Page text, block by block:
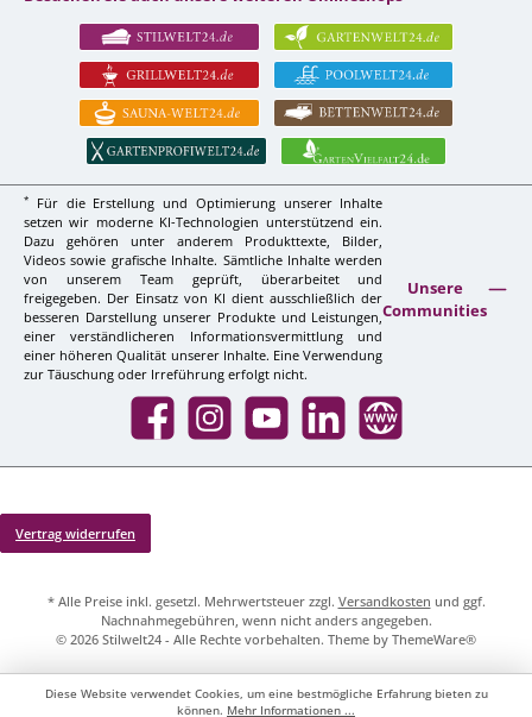
*
Für die Erstellung und Optimierung unserer Inhalte
setzen wir moderne KI-Technologien unterstützend ein.
Dazu gehören unter anderem Produkttexte, Bilder,
Videos sowie grafische Inhalte. Sämtliche Inhalte werden
von unserem Team geprüft, überarbeitet und
freigegeben. Der Einsatz von KI dient ausschließlich der
besseren Darstellung unserer Produkte und Leistungen,
einer verständlicheren Informationsvermittlung und
einer höheren Qualität unserer Inhalte. Eine Verwendung
zur Täuschung oder Irreführung erfolgt nicht.
Unsere
Communities
Facebook InstagramYouTube LinkedIn Website
Vertrag widerrufen
* Alle Preise inkl. gesetzl. Mehrwertsteuer zzgl. Versandkosten und ggf.
Nachnahmegebühren, wenn nicht anders angegeben.
© 2026 Stilwelt24 - Alle Rechte vorbehalten. Theme by ThemeWare®
Diese Website verwendet Cookies, um eine bestmögliche Erfahrung bieten zu
können. Mehr Informationen ...